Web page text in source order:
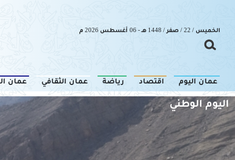
الخميس / 22 / صفر / 1448 هـ - 06 أغسطس 2026 م
عمان اليوم اقتصاد رياضة عمان الثقافي عمان
اليوم الوطني